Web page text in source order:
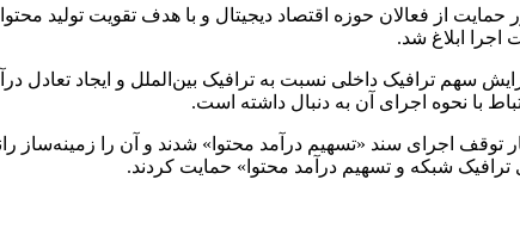
از فعالان حوزه اقتصاد دیجیتال و با هدف تقویت تولید
ابلاغ شد.
سهم ترافیک داخلی نسبت به ترافیک بین‌الملل و ایجاد تعادل
با نحوه اجرای آن به دنبال داشته است.
اعتراضی خواستار توقف اجرای سند «تسهیم درآمد محتوا» شدند و آن را
شبکه و تسهیم درآمد محتوا» حمایت کردند.